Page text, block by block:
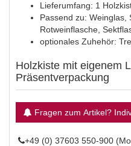
Lieferumfang: 1
Passend zu: Weinglas,
Rotweinflasche,
optionales Zuhehör:
Holzkiste mit eigenem
Präsentverpackung
Fragen zum Artikel?
+49 (0) 37603 550-900